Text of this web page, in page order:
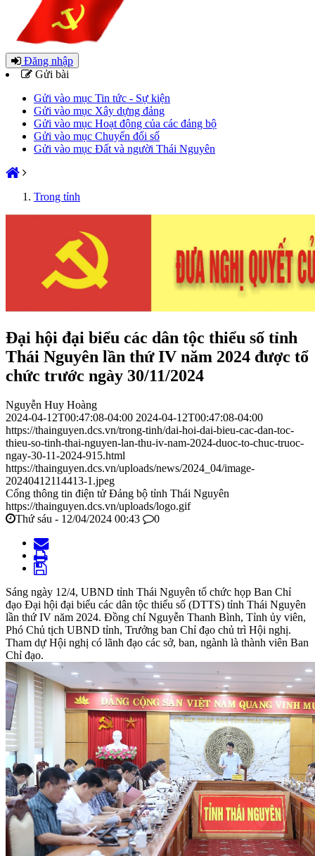
Đăng nhập
Gửi bài
Gửi vào mục Tin tức - Sự kiện
Gửi vào mục Xây dựng đảng
Gửi vào mục Hoạt động của các đảng bộ
Gửi vào mục Chuyển đổi số
Gửi vào mục Đất và người Thái Nguyên
Trong tỉnh
Đại hội đại biểu các dân tộc thiểu số tỉnh
Thái Nguyên lần thứ IV năm 2024 được tổ
chức trước ngày 30/11/2024
Nguyễn Huy Hoàng
2024-04-12T00:47:08-04:00 2024-04-12T00:47:08-04:00
https://thainguyen.dcs.vn/trong-tinh/dai-hoi-dai-bieu-cac-dan-toc-
thieu-so-tinh-thai-nguyen-lan-thu-iv-nam-2024-duoc-to-chuc-truoc-
ngay-30-11-2024-915.html
https://thainguyen.dcs.vn/uploads/news/2024_04/image-
20240412114413-1.jpeg
Cổng thông tin điện tử Đảng bộ tỉnh Thái Nguyên
https://thainguyen.dcs.vn/uploads/logo.gif
Thứ sáu - 12/04/2024 00:43
0
Sáng ngày 12/4, UBND tỉnh Thái Nguyên tổ chức họp Ban Chỉ
đạo Đại hội đại biểu các dân tộc thiểu số (DTTS) tỉnh Thái Nguyên
lần thứ IV năm 2024. Đồng chí Nguyễn Thanh Bình, Tỉnh ủy viên,
Phó Chủ tịch UBND tỉnh, Trưởng ban Chỉ đạo chủ trì Hội nghị.
Tham dự Hội nghị có lãnh đạo các sở, ban, ngành là thành viên Ban
Chỉ đạo.